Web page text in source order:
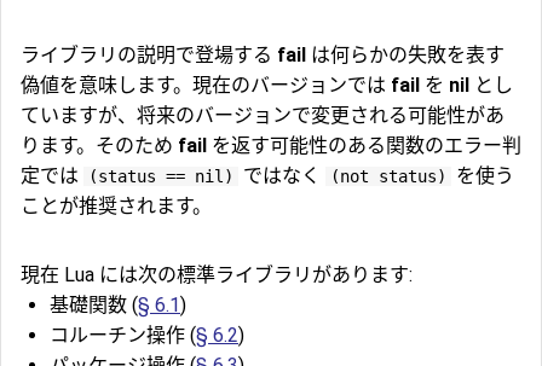
ライブラリの説明で登場する fail は何らかの失敗を表す
偽値を意味します。現在のバージョンでは fail を nil とし
ていますが、将来のバージョンで変更される可能性があ
ります。そのため fail を返す可能性のある関数のエラー判
定では
(status == nil) ではなく (not status)
を使う
ことが推奨されます。
現在 Lua には次の標準ライブラリがあります:
基礎関数 (§ 6.1)
コルーチン操作 (§ 6.2)